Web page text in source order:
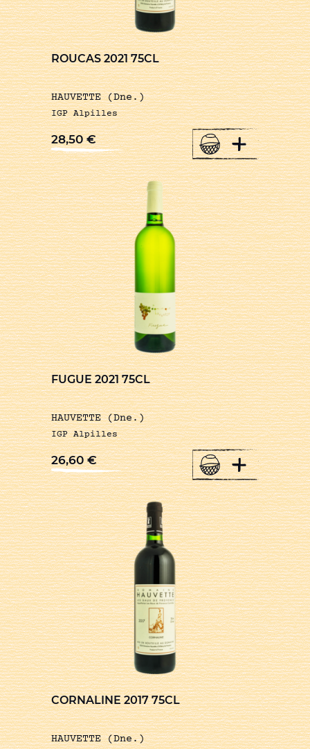
ROUCAS 2021 75CL
HAUVETTE (Dne.)
IGP Alpilles
28,50€ +
FUGUE 2021 75CL
HAUVETTE (Dne.)
IGP Alpilles
26,60€ +
CORNALINE 2017 75CL
HAUVETTE (Dne.)